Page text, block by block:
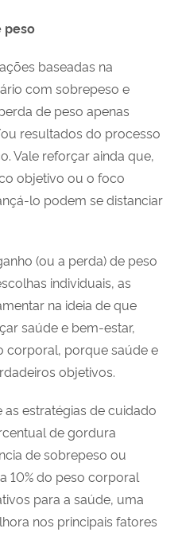
peso
baseadas na
com sobrepeso e
de peso apenas
resultados do processo
Vale reforçar ainda que,
objetivo ou o foco
lo podem se distanciar
(ou a perda) de peso
individuais, as
na ideia de que
saúde e bem-estar,
corporal, porque saúde e
objetivos.
as estratégias de cuidado
de gordura
de sobrepeso ou
10% do peso corporal
para a saúde, uma
nos principais fatores